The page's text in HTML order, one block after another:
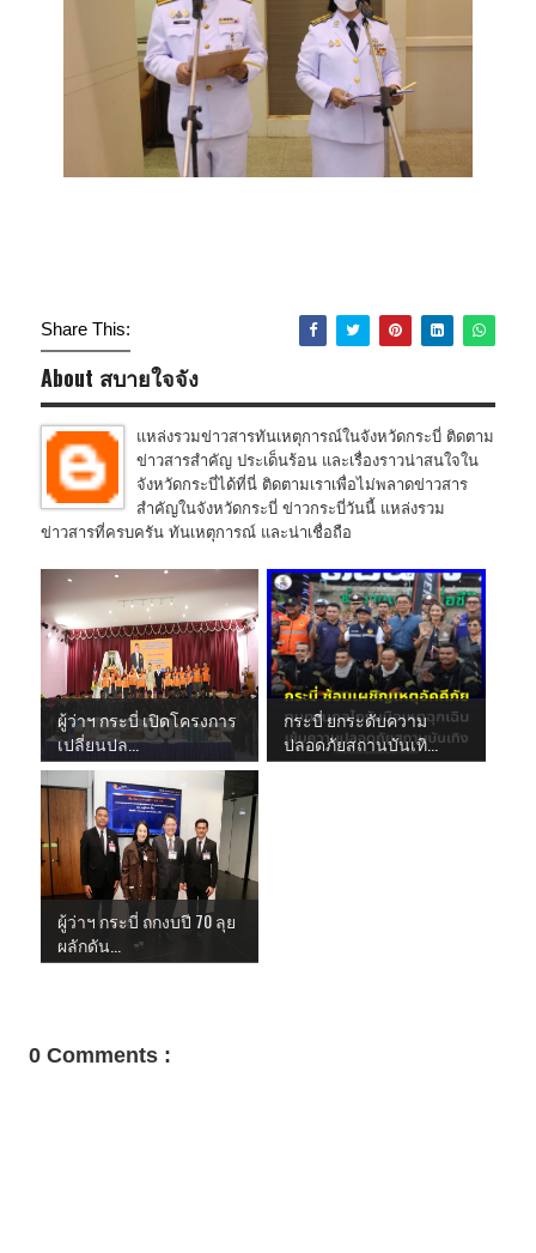
Share This:
About สบายใจจัง
แหล่งรวมข่าวสารทันเหตุการณ์ในจังหวัดกระบี่ ติดตาม
ข่าวสารสำคัญ ประเด็นร้อน และเรื่องราวน่าสนใจใน
จังหวัดกระบี่ได้ที่นี่ ติดตามเราเพื่อไม่พลาดข่าวสาร
สำคัญในจังหวัดกระบี่ ข่าวกระบี่วันนี้ แหล่งรวม
ข่าวสารที่ครบครัน ทันเหตุการณ์ และน่าเชื่อถือ
ผู้ว่าฯ กระบี่ เปิดโครงการ
เปลี่ยนปล...
กระบี่ ยกระดับความ
ปลอดภัยสถานบันเทิ...
ผู้ว่าฯ กระบี่ ถกงบปี 70 ลุย
ผลักดัน...
0 Comments :